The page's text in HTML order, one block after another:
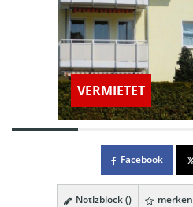
VERMIETET
Facebook
Notizblock () merken